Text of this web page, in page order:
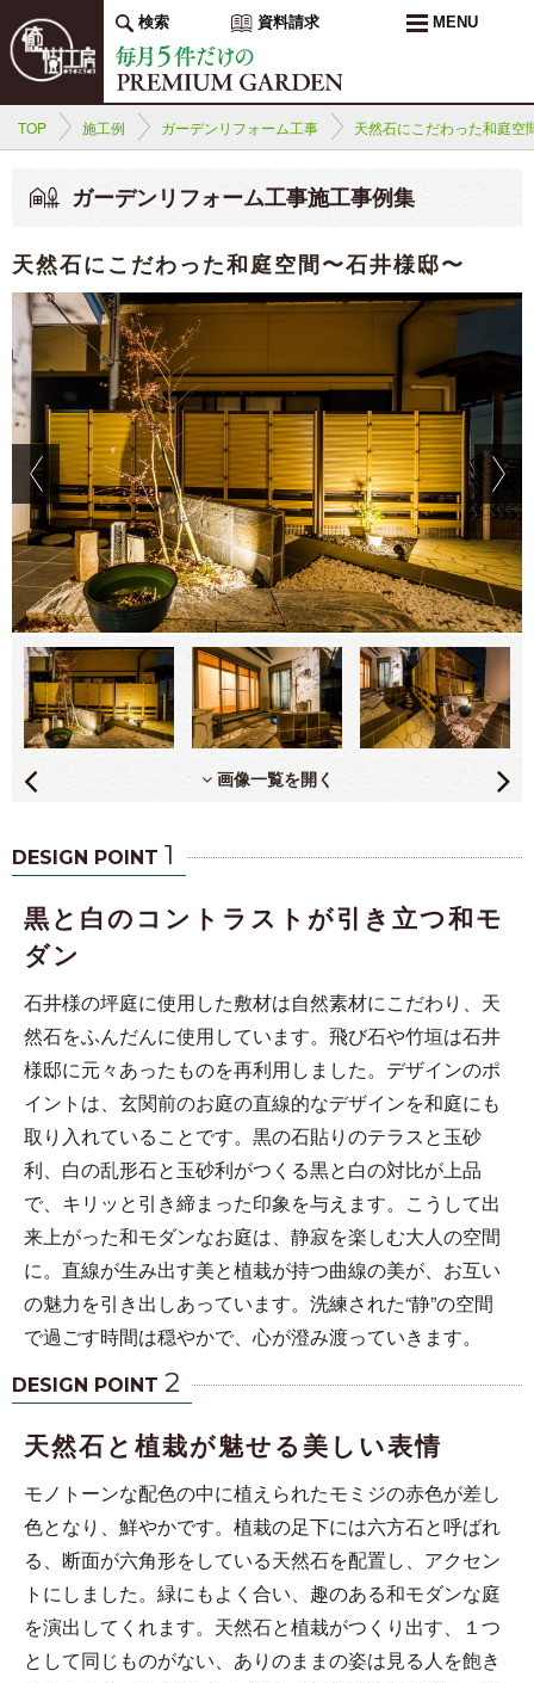
検索 資料請求 MENU
TOP 施工例 ガーデンリフォーム工事 天然石にこだわった和庭空
ガーデンリフォーム工事施工事例集
天然石にこだわった和庭空間〜石井様邸〜
画像一覧を開く
DESIGN POINT 1
黒と白のコントラストが引き立つ和モ
ダン
石井様の坪庭に使用した敷材は自然素材にこだわり、天
然石をふんだんに使用しています。飛び石や竹垣は石井
様邸に元々あったものを再利用しました。デザインのポ
イントは、玄関前のお庭の直線的なデザインを和庭にも
取り入れていることです。黒の石貼りのテラスと玉砂
利、白の乱形石と玉砂利がつくる黒と白の対比が上品
で、キリッと引き締まった印象を与えます。こうして出
来上がった和モダンなお庭は、静寂を楽しむ大人の空間
に。直線が生み出す美と植栽が持つ曲線の美が、お互い
の魅力を引き出しあっています。洗練された“静”の空間
で過ごす時間は穏やかで、心が澄み渡っていきます。
DESIGN POINT 2
天然石と植栽が魅せる美しい表情
モノトーンな配色の中に植えられたモミジの赤色が差し
色となり、鮮やかです。植栽の足下には六方石と呼ばれ
る、断面が六角形をしている天然石を配置し、アクセン
トにしました。緑にもよく合い、趣のある和モダンな庭
を演出してくれます。天然石と植栽がつくり出す、１つ
として同じものがない、ありのままの姿は見る人を飽き